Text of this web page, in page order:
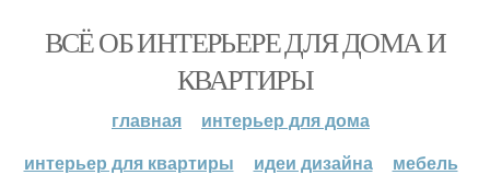
ВСЁ ОБ ИНТЕРЬЕРЕ ДЛЯ ДОМА И
КВАРТИРЫ
главная
интерьер для дома
интерьер для квартиры
идеи дизайна мебель